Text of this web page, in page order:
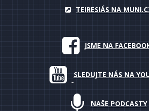
TEIRESIÁS NA
JSME NA
SLEDUJTE NÁS NA
NAŠE PODCASTY